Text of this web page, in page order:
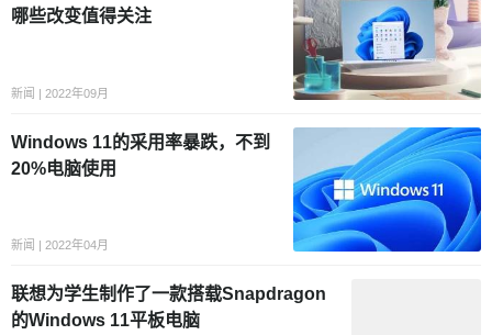
哪些改变值得关注
新闻 | 2022年09月
Windows 11的采用率暴跌，不到
20%电脑使用
新闻 | 2022年04月
联想为学生制作了一款搭载Snapdragon
的Windows 11平板电脑